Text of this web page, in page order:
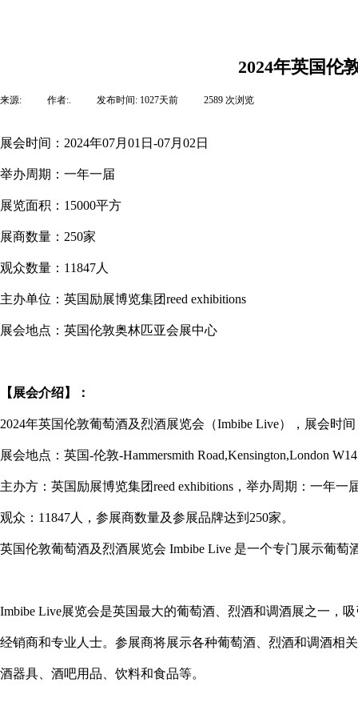
2024年英国伦
来源: 作者:. 发布时间: 1027天前 2589 次浏览
展会时间：2024年07月01日-07月02日
举办周期：一年一届
展览面积：15000平方
展商数量：250家
观众数量：11847人
主办单位：英国励展博览集团reed exhibitions
展会地点：英国伦敦奥林匹亚会展中心
【展会介绍】：
2024年英国伦敦葡萄酒及烈酒展览会（Imbibe Live），展会时间
展会地点：英国-伦敦-Hammersmith Road,Kensington,London
主办方：英国励展博览集团reed exhibitions，举办周期：一年一
观众：11847人，参展商数量及参展品牌达到250家。
英国伦敦葡萄酒及烈酒展览会 Imbibe Live 是一个专门展示葡
Imbibe Live展览会是英国最大的葡萄酒、烈酒和调酒展之一，
经销商和专业人士。参展商将展示各种葡萄酒、烈酒和调酒相
酒器具、酒吧用品、饮料和食品等。